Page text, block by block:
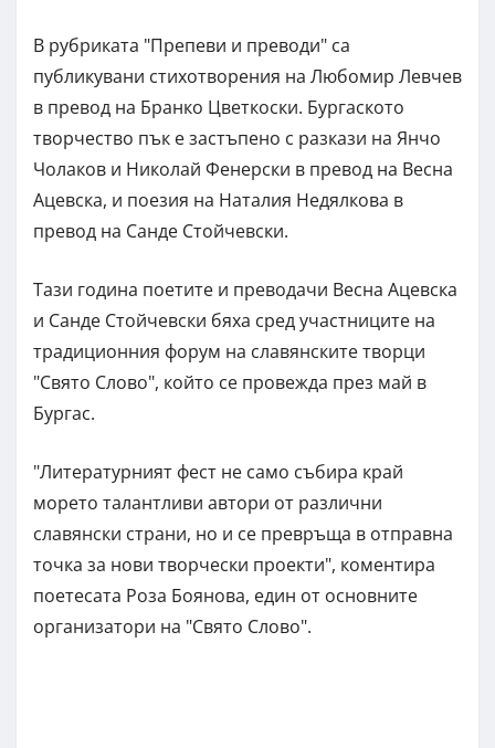
В рубриката "Препеви и преводи" са
публикувани стихотворения на Любомир Левчев
в превод на Бранко Цветкоски. Бургаското
творчество пък е застъпено с разкази на Янчо
Чолаков и Николай Фенерски в превод на Весна
Ацевска, и поезия на Наталия Недялкова в
превод на Санде Стойчевски.
Тази година поетите и преводачи Весна Ацевска
и Санде Стойчевски бяха сред участниците на
традиционния форум на славянските творци
"Свято Слово", който се провежда през май в
Бургас.
"Литературният фест не само събира край
морето талантливи автори от различни
славянски страни, но и се превръща в отправна
точка за нови творчески проекти", коментира
поетесата Роза Боянова, един от основните
организатори на "Свято Слово".